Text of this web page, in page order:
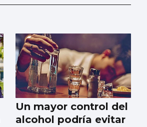
Un mayor control del
alcohol podría evitar